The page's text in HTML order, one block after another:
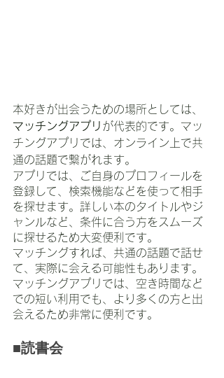
本好きが出会うための場所としては、
マッチングアプリ が代表的です。マッ
チングアプリでは、オンライン上で共
通の話題で繋がれます。
アプリでは、ご自身のプロフィールを
登録して、検索機能などを使って相手
を探せます。詳しい本のタイトルやジ
ャンルなど、条件に合う方をスムーズ
に探せるため大変便利です。
マッチングすれば、共通の話題で話せ
て、実際に会える可能性もあります。
マッチングアプリでは、空き時間など
での短い利用でも、より多くの方と出
会えるため非常に便利です。
■読書会